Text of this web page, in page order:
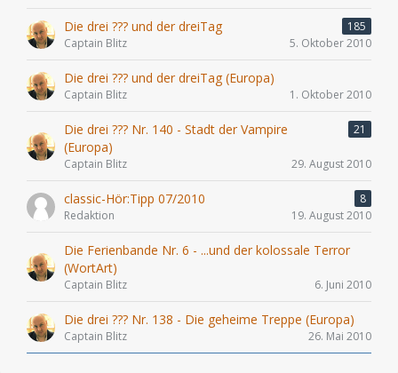
Die drei ??? und der dreiTag
185
Captain Blitz
5. Oktober 2010
Die drei ??? und der dreiTag (Europa)
Captain Blitz 1. Oktober 2010
Die drei ??? Nr. 140 - Stadt der Vampire
(Europa)
21
Captain Blitz 29. August 2010
classic-Hör:Tipp 07/2010
8
Redaktion
19. August 2010
Die Ferienbande Nr. 6 - ...und der kolossale Terror
(WortArt)
Captain Blitz 6. Juni 2010
Die drei ??? Nr. 138 - Die geheime Treppe (Europa)
Captain Blitz 26. Mai 2010